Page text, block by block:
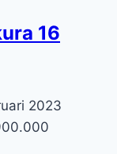
16
2023